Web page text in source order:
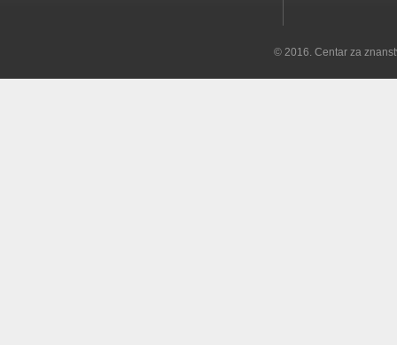
© 2016. Centar za